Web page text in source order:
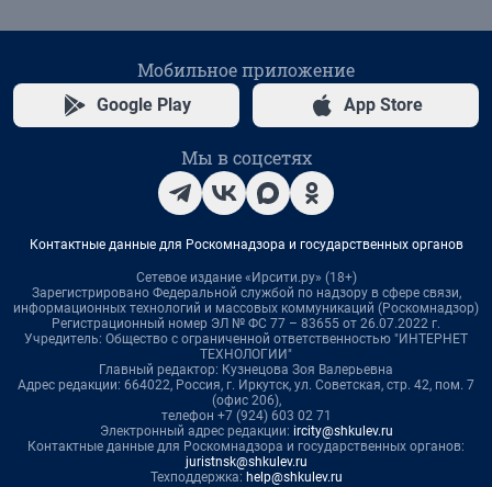
Мобильное приложение
Google Play App Store
Мы в соцсетях
Контактные данные для Роскомнадзора и государственных органов
Сетевое издание «Ирсити.ру» (18+)
Зарегистрировано Федеральной службой по надзору в сфере связи,
информационных технологий и массовых коммуникаций (Роскомнадзор)
Регистрационный номер ЭЛ № ФС 77 – 83655 от 26.07.2022 г.
Учредитель: Общество с ограниченной ответственностью "ИНТЕРНЕТ
ТЕХНОЛОГИИ"
Главный редактор: Кузнецова Зоя Валерьевна
Адрес редакции: 664022, Россия, г. Иркутск, ул. Советская, стр. 42, пом. 7
(офис 206),
телефон +7 (924) 603 02 71
Электронный адрес редакции: ircity@shkulev.ru
Контактные данные для Роскомнадзора и государственных органов:
juristnsk@shkulev.ru
Техподдержка: help@shkulev.ru